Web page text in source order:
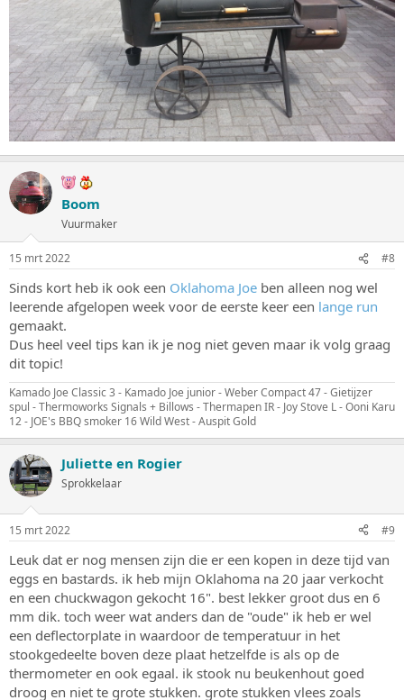
Boom
Vuurmaker
15 mrt 2022 #8
Sinds kort heb ik ook een Oklahoma Joe ben alleen nog wel
leerende afgelopen week voor de eerste keer een lange run
gemaakt.
Dus heel veel tips kan ik je nog niet geven maar ik volg graag
dit topic!
Kamado Joe Classic 3 - Kamado Joe junior - Weber Compact 47 - Gietijzer
spul - Thermoworks Signals + Billows - Thermapen IR - Joy Stove L - Ooni Karu
12 - JOE's BBQ smoker 16 Wild West - Auspit Gold
Juliette en Rogier
Sprokkelaar
15 mrt 2022 #9
Leuk dat er nog mensen zijn die er een kopen in deze tijd van
eggs en bastards. ik heb mijn Oklahoma na 20 jaar verkocht
en een chuckwagon gekocht 16". best lekker groot dus en 6
mm dik. toch weer wat anders dan de "oude" ik heb er wel
een deflectorplate in waardoor de temperatuur in het
stookgedeelte boven deze plaat hetzelfde is als op de
thermometer en ook egaal. ik stook nu beukenhout goed
droog en niet te grote stukken. grote stukken vlees zoals